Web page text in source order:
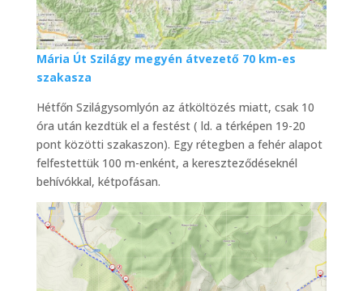
Mária Út Szilágy megyén átvezető 70 km-es
szakasza
Hétfőn Szilágysomlyón az átköltözés miatt, csak 10
óra után kezdtük el a festést ( ld. a térképen 19-20
pont közötti szakaszon). Egy rétegben a fehér alapot
felfestettük 100 m-enként, a kereszteződéseknél
behívókkal, kétpofásan.